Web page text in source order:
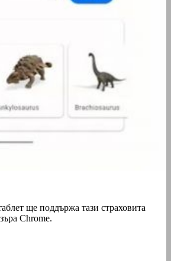
ще поддържа тази страховита
Chrome.